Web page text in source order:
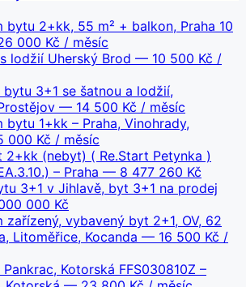
bytu 2+kk, 55 m² + balkon, Praha 10
000 Kč / měsíc
lodžií Uherský Brod — 10 500 Kč /
bytu 3+1 se šatnou a lodžií,
— 14 500 Kč / měsíc
bytu 1+kk – Praha, Vinohrady,
000 Kč / měsíc
2+kk (nebyt) ( Re.Start Petynka )
– Praha — 8 477 260 Kč
3+1 v Jihlavě, byt 3+1 na prodej
000 Kč
zařízený, vybavený byt 2+1, OV, 62
Litoměřice, Kocanda — 16 500 Kč /
Kotorská FFS030810Z –